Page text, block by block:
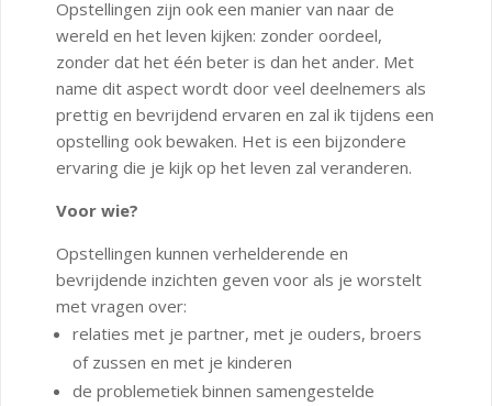
Opstellingen zijn ook een manier van naar de
wereld en het leven kijken: zonder oordeel,
zonder dat het één beter is dan het ander. Met
name dit aspect wordt door veel deelnemers als
prettig en bevrijdend ervaren en zal ik tijdens een
opstelling ook bewaken. Het is een bijzondere
ervaring die je kijk op het leven zal veranderen.
Voor wie?
Opstellingen kunnen verhelderende en
bevrijdende inzichten geven voor als je worstelt
met vragen over:
relaties met je partner, met je ouders, broers
of zussen en met je kinderen
de problemetiek binnen samengestelde